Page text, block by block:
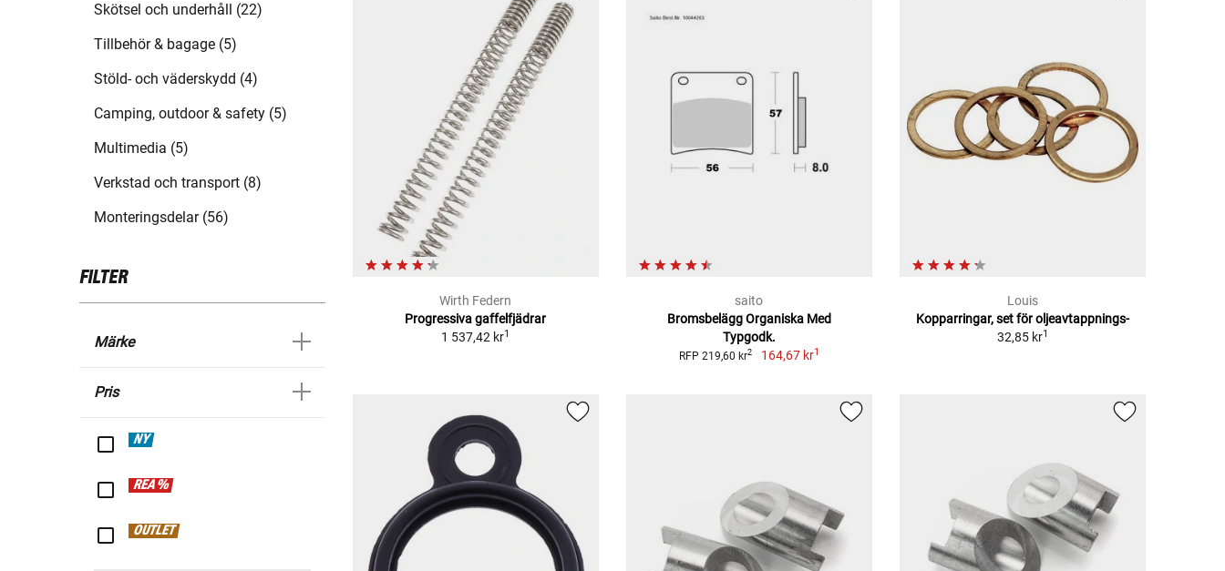
Skötsel och underhåll (22)
Tillbehör & bagage (5)
Stöld- och väderskydd (4)
Camping, outdoor & safety (5)
Multimedia (5)
Verkstad och transport (8)
Monteringsdelar (56)
FILTER
Märke
Pris
NY
REA %
OUTLET
Wirth Federn
Progressiva gaffelfjädrar
1 537,42 kr1
saito
Bromsbelägg Organiska Med
Typgodk.
RFP 219,60 kr2 164,67 kr1
Louis
Kopparringar, set för oljeavtappnings-
32,85 kr1